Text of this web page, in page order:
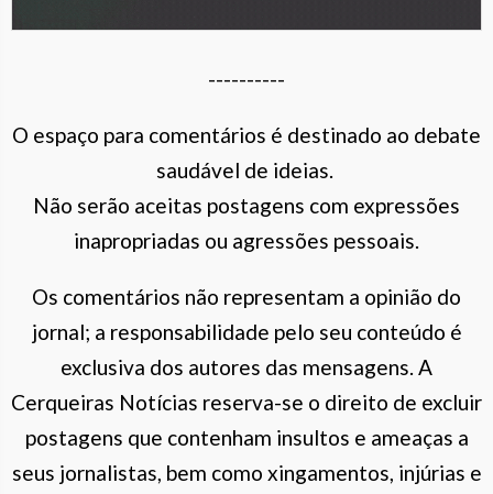
----------
O espaço para comentários é destinado ao debate
saudável de ideias.
Não serão aceitas postagens com expressões
inapropriadas ou agressões pessoais.
Os comentários não representam a opinião do
jornal; a responsabilidade pelo seu conteúdo é
exclusiva dos autores das mensagens. A
Cerqueiras Notícias reserva-se o direito de excluir
postagens que contenham insultos e ameaças a
seus jornalistas, bem como xingamentos, injúrias e